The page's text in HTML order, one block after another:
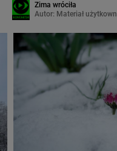
Zima wróciła
Autor: Materiał